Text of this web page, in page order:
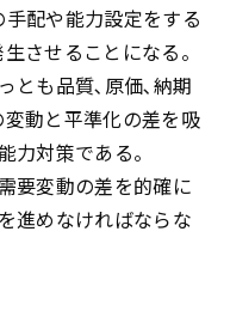
配や能力設定をする
させることになる。
とも品質､原価､納期
動と平準化の差を吸
力対策である。
要変動の差を的確に
進めなければならな